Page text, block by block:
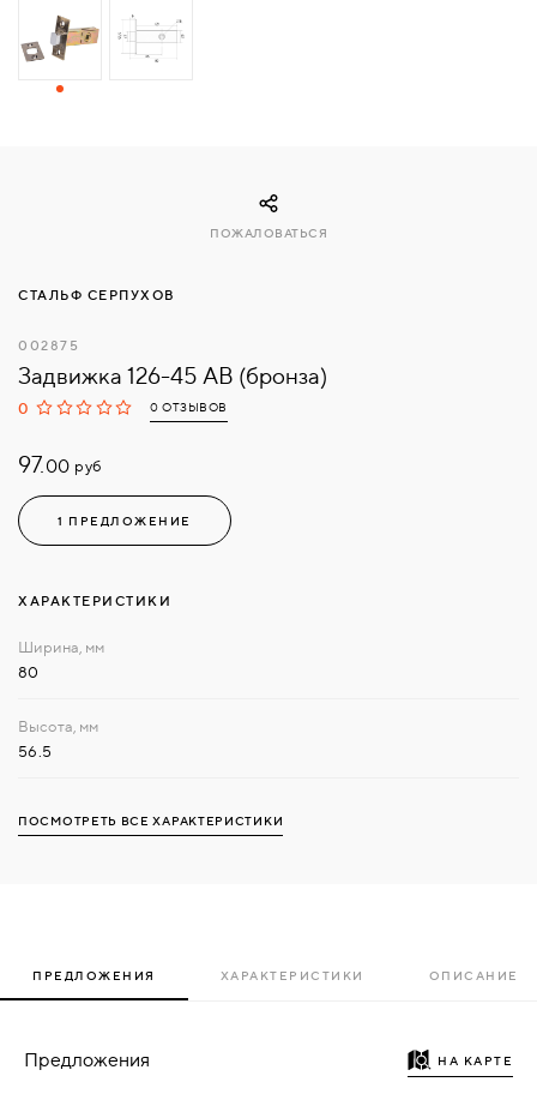
СВЯЗАТЬСЯ
СТАЛЬФ СЕРПУХОВ
002875
Задвижка 126-45 АВ (бронза)
0 0 ОТЗЫВОВ
97.00руб
1 ПРЕДЛОЖЕНИЕ
ПОЖАЛОВАТЬСЯ
ХАРАКТЕРИСТИКИ
80
56.5
ПОСМОТРЕТЬ ВСЕ ХАРАКТЕРИСТИКИ
ПРЕДЛОЖЕНИЯ ХАРАКТЕРИСТИКИ ОПИСАНИЕ
Предложения НА КАРТЕ